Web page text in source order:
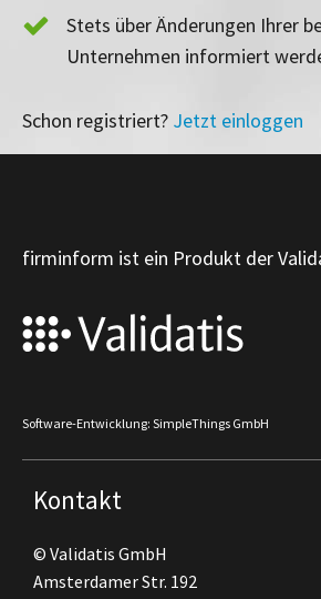
Stets über Änderungen Ihrer
Unternehmen informiert
Schon registriert? Jetzt einloggen
firminform ist ein Produkt der
Software-Entwicklung: SimpleThings GmbH
Kontakt
© Validatis GmbH
Amsterdamer Str. 192